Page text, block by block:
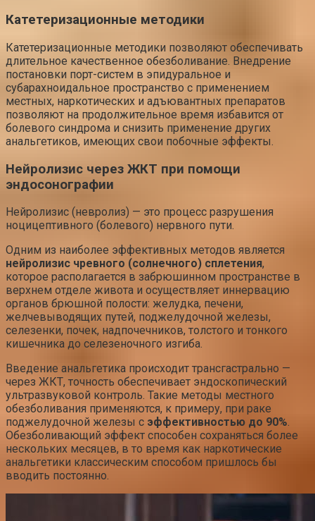
Катетеризационные методики
Катетеризационные методики позволяют обеспечивать
длительное качественное обезболивание. Внедрение
постановки порт-систем в эпидуральное и
субарахноидальное пространство с применением
местных, наркотических и адъювантных препаратов
позволяют на продолжительное время избавится от
болевого синдрома и снизить применение других
анальгетиков, имеющих свои побочные эффекты.
Нейролизис через ЖКТ при помощи
эндосонографии
Нейролизис (невролиз) — это процесс разрушения
ноцицептивного (болевого) нервного пути.
Одним из наиболее эффективных методов является
нейролизис чревного (солнечного) сплетения,
которое располагается в забрюшинном пространстве в
верхнем отделе живота и осуществляет иннервацию
органов брюшной полости: желудка, печени,
желчевыводящих путей, поджелудочной железы,
селезенки, почек, надпочечников, толстого и тонкого
кишечника до селезеночного изгиба.
Введение анальгетика происходит трансгастрально —
через ЖКТ, точность обеспечивает эндоскопический
ультразвуковой контроль. Такие методы местного
обезболивания применяются, к примеру, при раке
поджелудочной железы с эффективностью до 90%.
Обезболивающий эффект способен сохраняться более
нескольких месяцев, в то время как наркотические
анальгетики классическим способом пришлось бы
вводить постоянно.